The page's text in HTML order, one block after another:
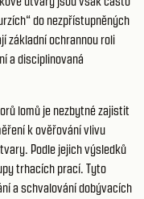
do nezpřístupněných
základní ochrannou roli
a disciplinovaná
lomů je nezbytné zajistit
k ověřování vlivu
Podle jejich výsledků
trhacích prací. Tyto
a schvalování dobývacích